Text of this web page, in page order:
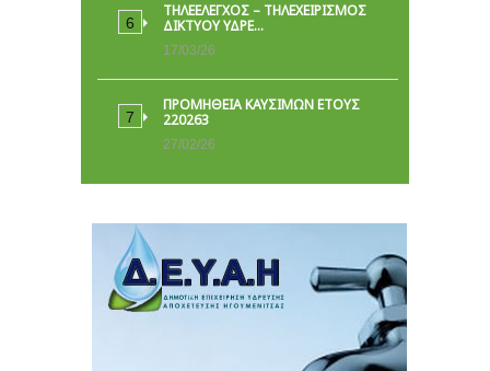
ΤΗΛΕΕΛΕΓΧΟΣ – ΤΗΛΕΧΕΙΡΙΣΜΟΣ
ΔΙΚΤΥΟΥ ΥΔΡΕ…
17/03/26
ΠΡΟΜΗΘΕΙΑ ΚΑΥΣΙΜΩΝ ΕΤΟΥΣ
220263
27/02/26